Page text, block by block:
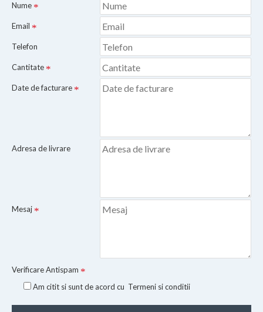
Nume
Email
Telefon
Cantitate
Date de facturare
Adresa de livrare
Mesaj
Verificare Antispam
Am citit si sunt de acord cu Termeni si conditii